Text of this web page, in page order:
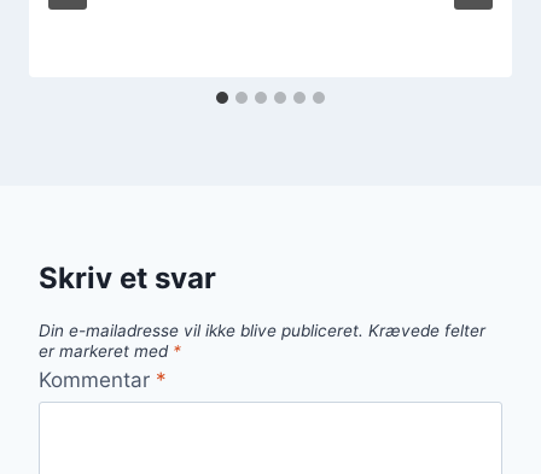
Skriv et svar
Din e-mailadresse vil ikke blive publiceret. Krævede felter
er markeret med *
Kommentar *